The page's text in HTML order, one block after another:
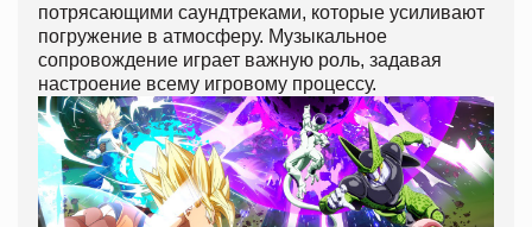
потрясающими саундтреками, которые усиливают
погружение в атмосферу. Музыкальное
сопровождение играет важную роль, задавая
настроение всему игровому процессу.